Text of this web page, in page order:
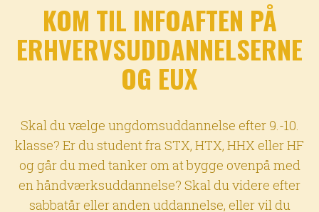
KOM TIL INFOAFTEN PÅ
ERHVERVSUDDANNELSERNE
OG EUX
Skal du vælge ungdomsuddannelse efter 9.-10.
klasse? Er du student fra STX, HTX, HHX eller HF
og går du med tanker om at bygge ovenpå med
en håndværksuddannelse? Skal du videre efter
sabbatår eller anden uddannelse, eller vil du